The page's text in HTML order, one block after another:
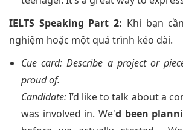
IELTS Speaking Part 2: Khi bạn
nghiệm hoặc một quá trình kéo dài.
Cue card: Describe a project or
proud of.
Candidate:I’d like to talk about a
was involved in. We'd been